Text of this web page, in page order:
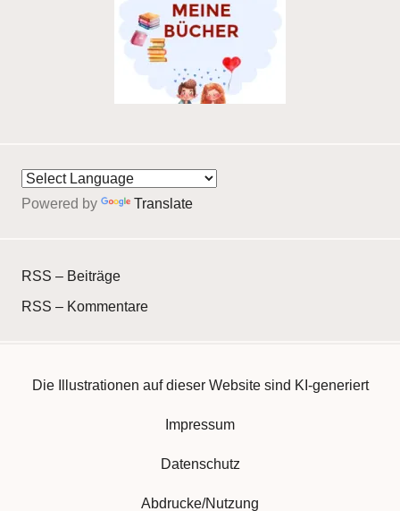
Powered by Translate
RSS – Beiträge
RSS – Kommentare
Die Illustrationen auf dieser Website sind KI-generiert
Impressum
Datenschutz
Abdrucke/Nutzung